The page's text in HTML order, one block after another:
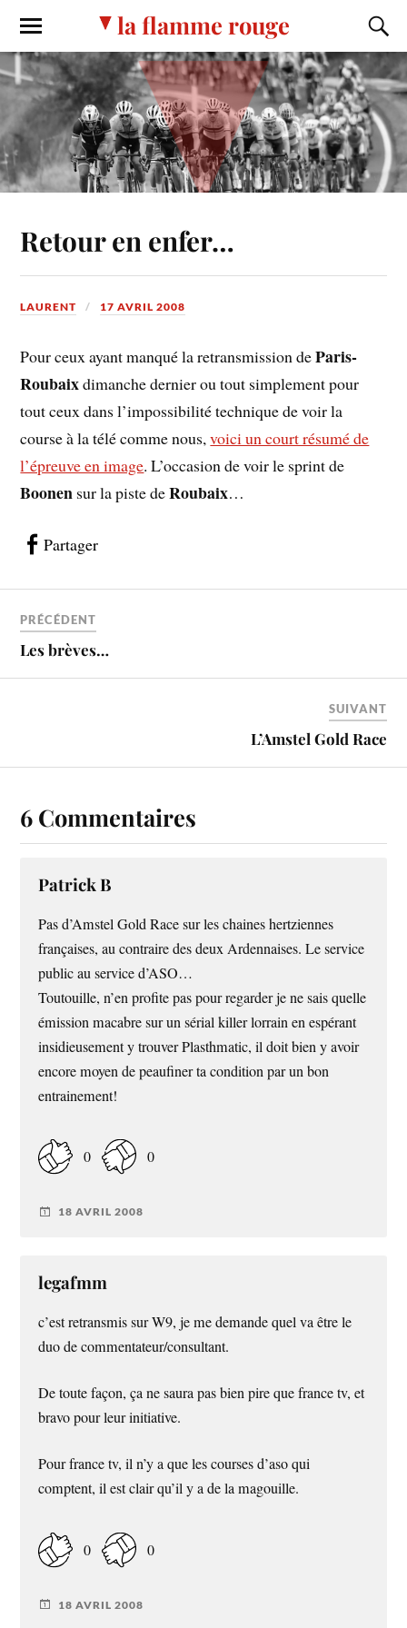
la flamme rouge
Retour en enfer…
LAURENT 17 AVRIL 2008
Pour ceux ayant manqué la retransmission deParis-
Roubaixdimanche dernier ou tout simplement pour
tout ceux dans l’impossibilité technique de voir la
course à la télé comme nous,voici un court résumé de
l’épreuve en image. L’occasion de voir le sprint de
Boonen sur la piste deRoubaix…
Partager
PRÉCÉDENT
Les brèves…
SUIVANT
L’Amstel Gold Race
6 Commentaires
Patrick B
Pas d’Amstel Gold Race sur les chaines hertziennes
françaises, au contraire des deux Ardennaises. Le service
public au service d’ASO…
Toutouille, n’en profite pas pour regarder je ne sais quelle
émission macabre sur un sérial killer lorrain en espérant
insidieusement y trouver Plasthmatic, il doit bien y avoir
encore moyen de peaufiner ta condition par un bon
entrainement!
0 0
18 AVRIL 2008
legafmm
c’est retransmis sur W9, je me demande quel va être le
duo de commentateur/consultant.
De toute façon, ça ne saura pas bien pire que france tv, et
bravo pour leur initiative.
Pour france tv, il n’y a que les courses d’aso qui
comptent, il est clair qu’il y a de la magouille.
0 0
18 AVRIL 2008